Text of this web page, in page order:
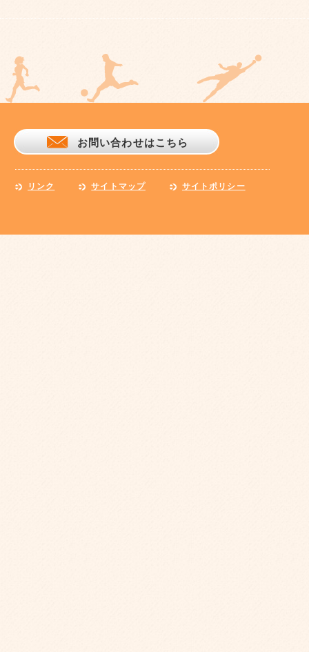
お問い合わせはこちら
リンク サイトマップ サイトポリシー